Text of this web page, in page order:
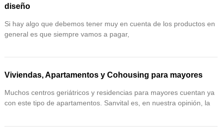
diseño
Si hay algo que debemos tener muy en cuenta de los productos en
general es que siempre vamos a pagar,
Viviendas, Apartamentos y Cohousing para mayores
Muchos centros geriátricos y residencias para mayores cuentan ya
con este tipo de apartamentos. Sanvital es, en nuestra opinión, la